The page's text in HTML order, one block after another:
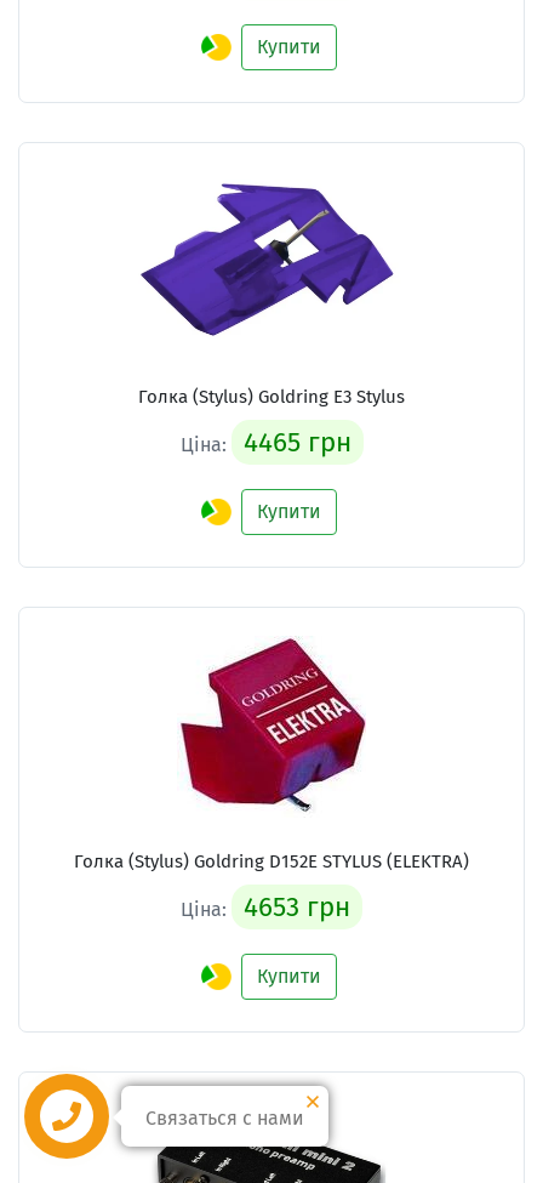
Купити
Голка (Stylus) Goldring E3 Stylus
Ціна: 4465 грн
Купити
Голка (Stylus) Goldring D152E STYLUS (ELEKTRA)
Ціна: 4653 грн
Купити
Связаться с нами